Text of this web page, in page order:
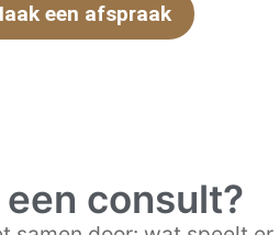
een afspraak
consult?